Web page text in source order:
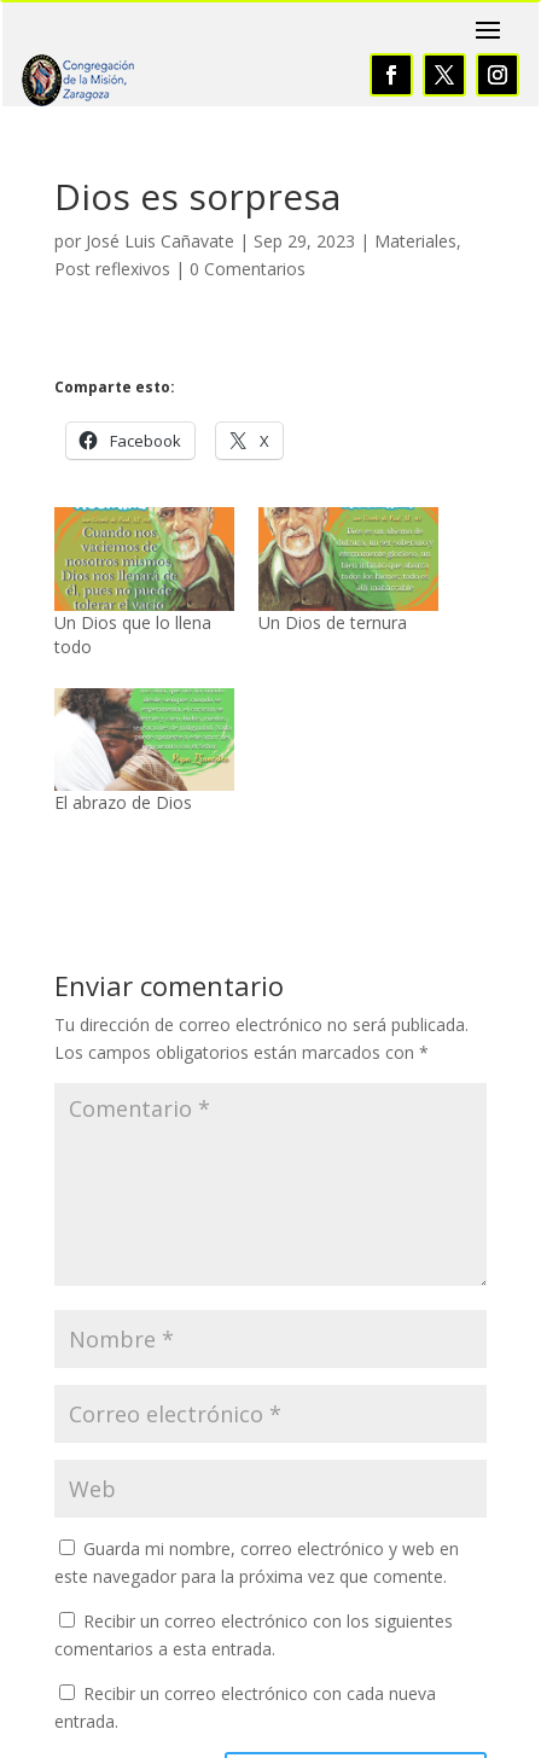
Dios es sorpresa
por José Luis Cañavate | Sep 29, 2023 | Materiales,
Post reflexivos | 0 Comentarios
Comparte esto:
Facebook X
Un Dios que lo llena
todo
Un Dios de ternura
El abrazo de Dios
Enviar comentario
Tu dirección de correo electrónico no será publicada.
Los campos obligatorios están marcados con *
Guarda mi nombre, correo electrónico y web en
este navegador para la próxima vez que comente.
Recibir un correo electrónico con los siguientes
comentarios a esta entrada.
Recibir un correo electrónico con cada nueva
entrada.